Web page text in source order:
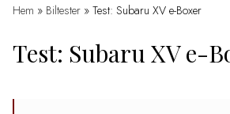
Hem » Biltester » Test: Subaru XV e-Boxer
Test: Subaru XV e-